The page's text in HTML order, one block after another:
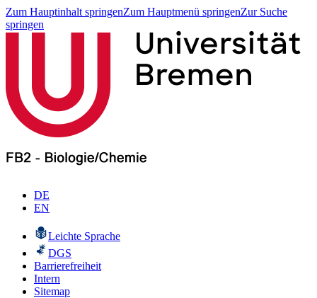
Zum Hauptinhalt springenZum Hauptmenü springenZur Suche
springen
DE
EN
Leichte Sprache
DGS
Barrierefreiheit
Intern
Sitemap